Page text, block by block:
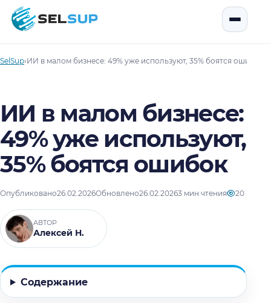
SelSup
SelSup›ИИ в малом бизнесе: 49% уже используют, 35% боятся ошибок
ИИ в малом бизнесе:
49% уже используют,
35% боятся ошибок
Опубликовано26.02.2026Обновлено26.02.20263 мин чтения 20
АВТОР
Алексей Н.
Содержание